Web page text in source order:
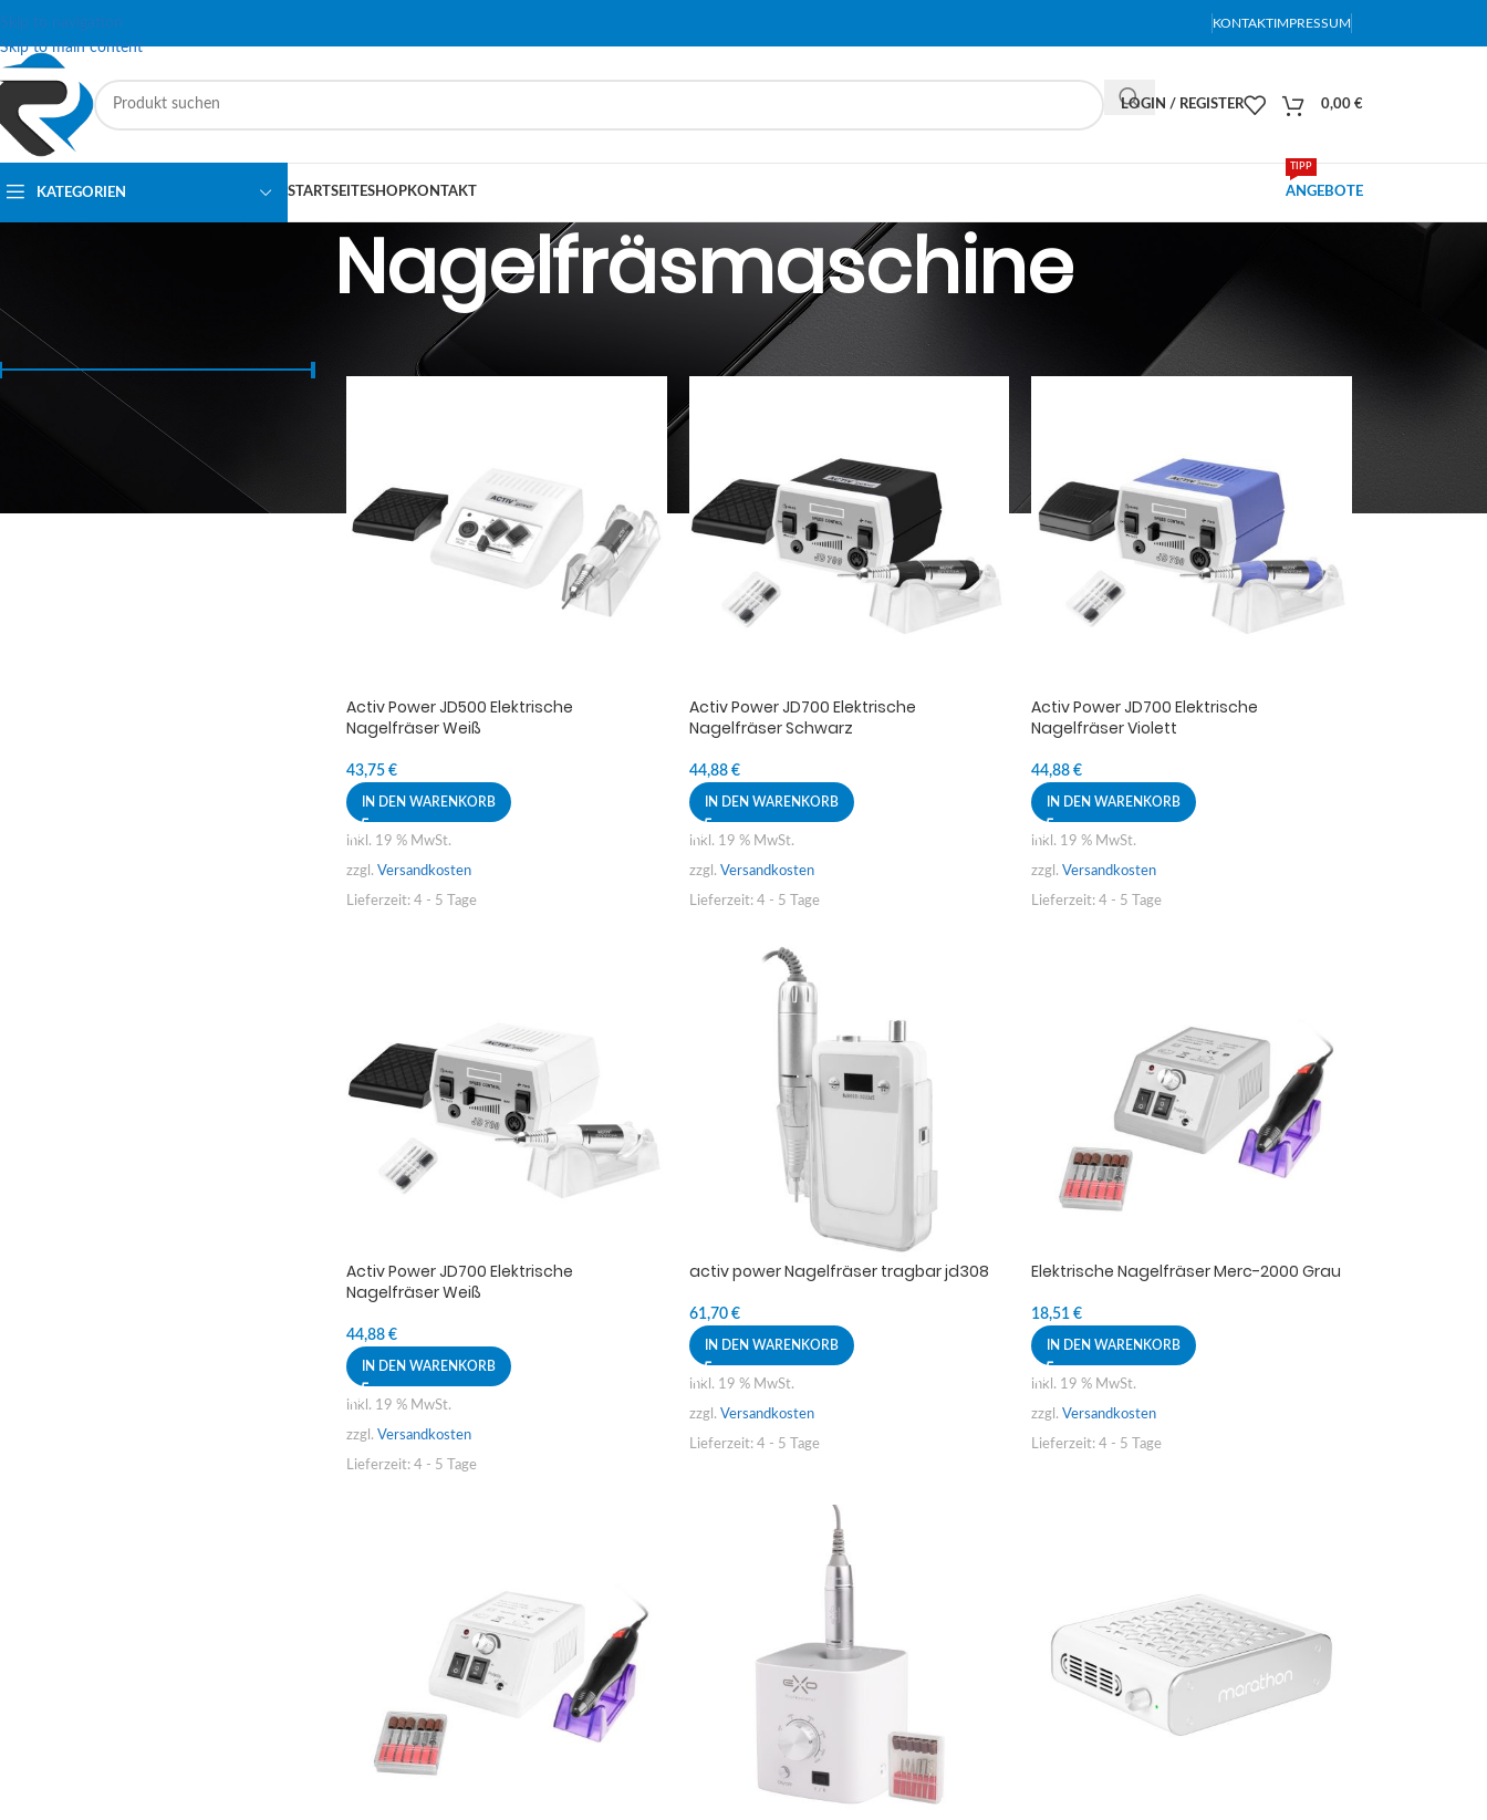
Skip to navigation
Skip to main content
KONTAKTIMPRESSUM
LOGIN / REGISTER 0,00 €
KATEGORIEN STARTSEITESHOPKONTAKT ANGEBOTE
TIPP
Nagelfräsmaschine
PREISSPANNE Fräsgeräte und fräser
Activ Power JD500 Elektrische
Nagelfräser Weiß
43,75 €
IN DEN WARENKORB
inkl. 19 % MwSt.
zzgl. Versandkosten
Lieferzeit: 4 - 5 Tage
Activ Power JD700 Elektrische
Nagelfräser Schwarz
44,88 €
IN DEN WARENKORB
inkl. 19 % MwSt.
zzgl. Versandkosten
Lieferzeit: 4 - 5 Tage
Activ Power JD700 Elektrische
Nagelfräser Violett
44,88€
IN DEN WARENKORB
inkl. 19 % MwSt.
zzgl. Versandkosten
Lieferzeit:4 - 5 Tage
Activ Power JD700 Elektrische
Nagelfräser Weiß
44,88 €
IN DEN WARENKORB
inkl. 19 % MwSt.
zzgl. Versandkosten
Lieferzeit: 4 - 5 Tage
activ power Nagelfräser tragbar jd308
61,70 €
IN DEN WARENKORB
inkl. 19 % MwSt.
zzgl. Versandkosten
Lieferzeit: 4 - 5 Tage
Elektrische Nagelfräser Merc-2000 Grau
18,51€
IN DEN WARENKORB
inkl. 19 % MwSt.
zzgl. Versandkosten
Lieferzeit:4 - 5 Tage